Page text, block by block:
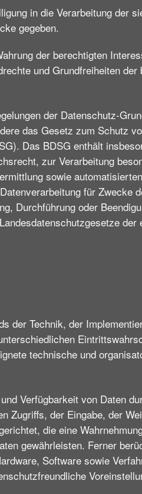
in die Verarbeitung der
gegeben.
der berechtigten
und Grundfreiheiten der
der Datenschutz-
das Gesetz zum Schutz
Das BDSG enthält
zur Verarbeitung
sowie automatisierten
für Zwecke
Durchführung oder
der
der Technik, der
technische und
Verfügbarkeit von Daten
Zugriffs, der Eingabe, der
die eine
gewährleisten. Ferner
Software sowie